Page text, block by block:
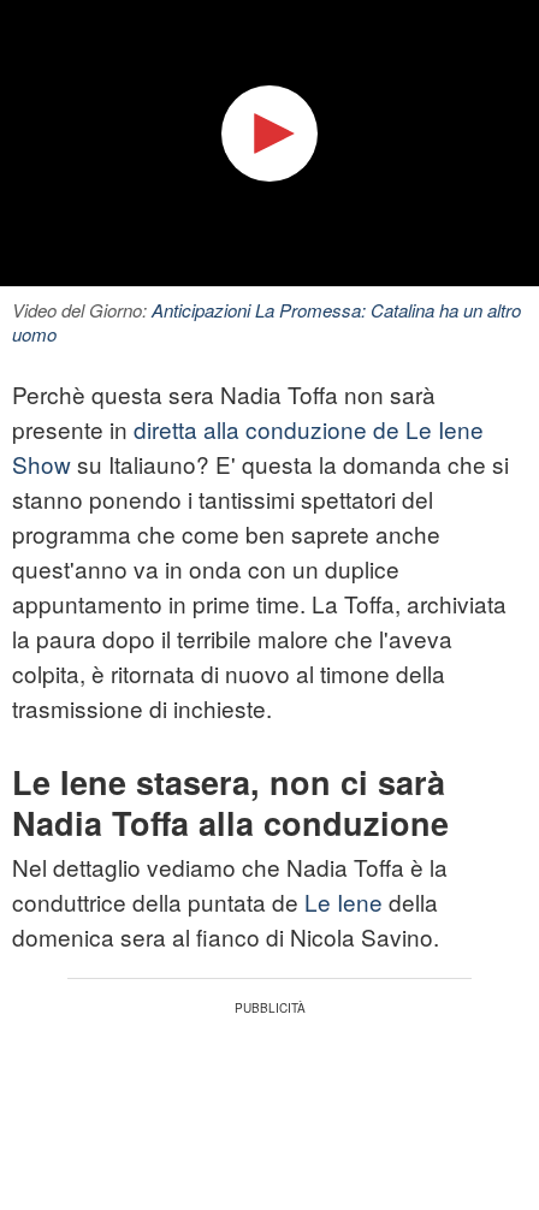
Video del Giorno:Anticipazioni La Promessa: Catalina ha un altro
uomo
Perchè questa sera Nadia Toffa non sarà
presente in diretta alla conduzione de Le Iene
Showsu Italiauno? E' questa la domanda che si
stanno ponendo i tantissimi spettatori del
programma che come ben saprete anche
quest'anno va in onda con un duplice
appuntamento in prime time. La Toffa, archiviata
la paura dopo il terribile malore che l'aveva
colpita, è ritornata di nuovo al timone della
trasmissione di inchieste.
Le Iene stasera, non ci sarà
Nadia Toffa alla conduzione
Nel dettaglio vediamo che Nadia Toffa è la
conduttrice della puntata de Le Iene della
domenica sera al fianco di Nicola Savino.